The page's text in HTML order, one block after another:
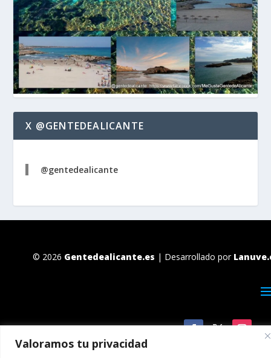
Valoramos tu privacidad
X @GENTEDEALICANTE
@gentedealicante
© 2026 Gentedealicante.es | Desarrollado por